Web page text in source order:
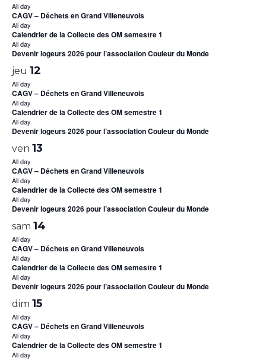
All day
CAGV – Déchets en Grand Villeneuvois
All day
Calendrier de la Collecte des OM semestre 1
All day
Devenir logeurs 2026 pour l’association Couleur du Monde
jeu 12
All day
CAGV – Déchets en Grand Villeneuvois
All day
Calendrier de la Collecte des OM semestre 1
All day
Devenir logeurs 2026 pour l’association Couleur du Monde
ven 13
All day
CAGV – Déchets en Grand Villeneuvois
All day
Calendrier de la Collecte des OM semestre 1
All day
Devenir logeurs 2026 pour l’association Couleur du Monde
sam 14
All day
CAGV – Déchets en Grand Villeneuvois
All day
Calendrier de la Collecte des OM semestre 1
All day
Devenir logeurs 2026 pour l’association Couleur du Monde
dim 15
All day
CAGV – Déchets en Grand Villeneuvois
All day
Calendrier de la Collecte des OM semestre 1
All day